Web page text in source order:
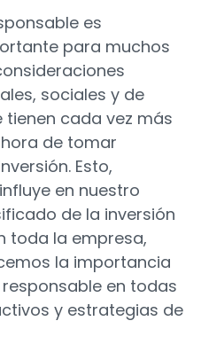
es
para muchos
sociales y de
tienen cada vez más
de tomar
Esto,
en nuestro
de la inversión
toda la empresa,
la importancia
en todas
y estrategias de